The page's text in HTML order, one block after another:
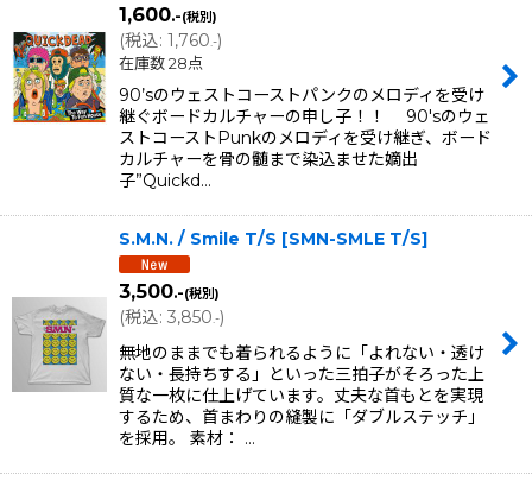
1,600.-(税別)
(税込: 1,760.-)
在庫数 28点
90’sのウェストコーストパンクのメロディを受け
継ぐボードカルチャーの申し子！！ 90'sのウェ
ストコーストPunkのメロディを受け継ぎ、ボード
カルチャーを骨の髄まで染込ませた嫡出
子”Quickd…
S.M.N. / Smile T/S [SMN-SMLE T/S]
3,500.-(税別)
(税込: 3,850.-)
無地のままでも着られるように「よれない・透け
ない・長持ちする」といった三拍子がそろった上
質な一枚に仕上げています。丈夫な首もとを実現
するため、首まわりの縫製に「ダブルステッチ」
を採用。 素材： …